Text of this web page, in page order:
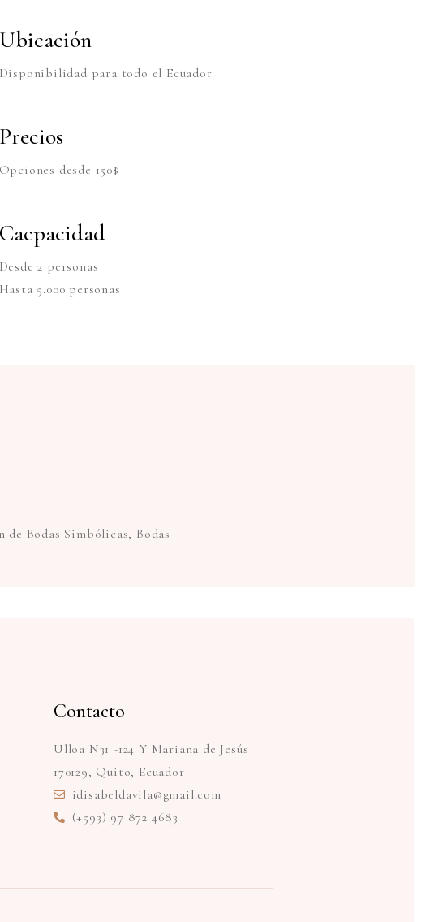
Ubicación
Disponibilidad para todo el Ecuador
Precios
Opciones desde 150$
Cacpacidad
Desde 2 personas
Hasta 5.000 personas
Bodas Simbólicas, Bodas
Contacto
Ulloa N31 -124 Y Mariana de Jesús
170129, Quito, Ecuador
idisabeldavila@gmail.com
(+593) 97 872 4683